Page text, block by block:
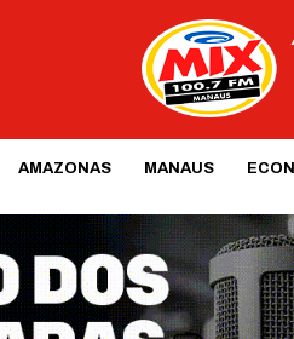
AMAZONAS MANAUS